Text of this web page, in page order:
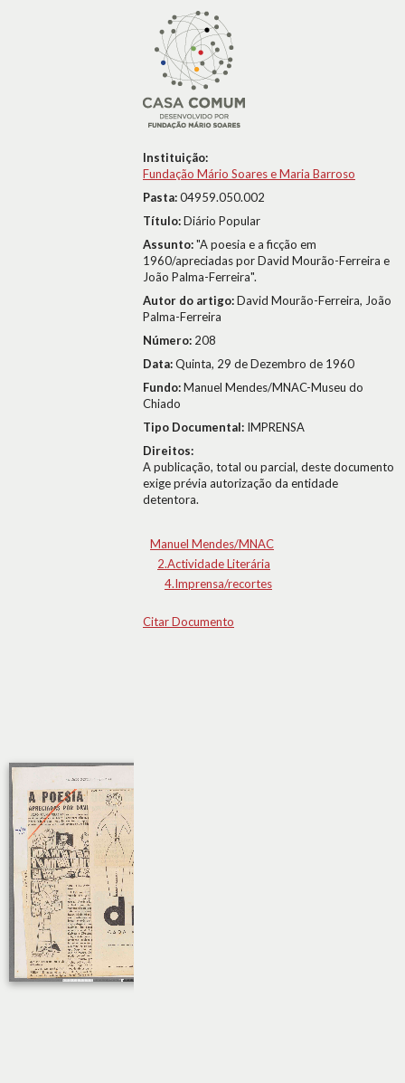
Instituição:
Fundação Mário Soares e Maria Barroso
Pasta:04959.050.002
Título:Diário Popular
Assunto:"A poesia e a ficção em
1960/apreciadas por David Mourão-Ferreira e
João Palma-Ferreira".
Autor do artigo:David Mourão-Ferreira, João
Palma-Ferreira
Número: 208
Data:Quinta, 29 de Dezembro de 1960
Fundo:Manuel Mendes/MNAC-Museu do
Chiado
Tipo Documental: IMPRENSA
Direitos:
A publicação, total ou parcial, deste documento
exige prévia autorização da entidade
detentora.
Manuel Mendes/MNAC
2.Actividade Literária
4.Imprensa/recortes
Citar Documento